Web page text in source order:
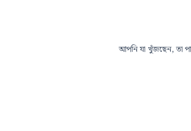
আপনি যা খুঁজছেন, তা